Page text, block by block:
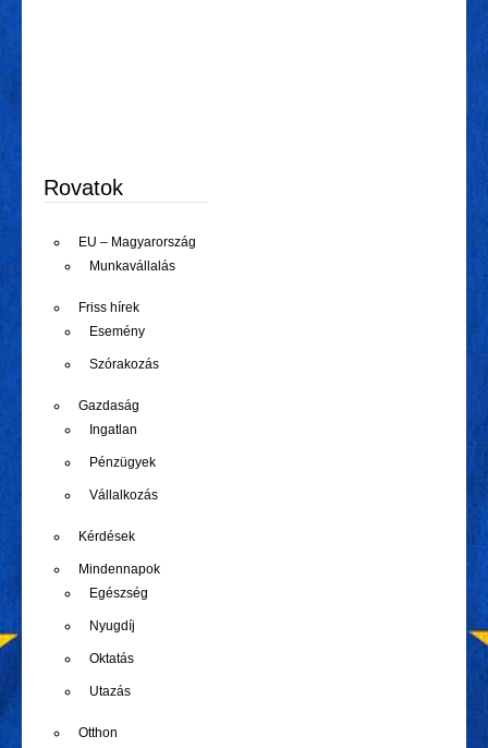
Rovatok
EU – Magyarország
Munkavállalás
Friss hírek
Esemény
Szórakozás
Gazdaság
Ingatlan
Pénzügyek
Vállalkozás
Kérdések
Mindennapok
Egészség
Nyugdíj
Oktatás
Utazás
Otthon